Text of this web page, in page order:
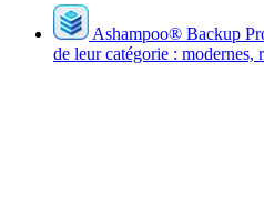
Ashampoo® Backup
de leur catégorie : modernes,